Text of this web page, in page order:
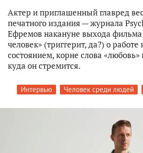
Актер и приглашенный главред
печатного издания — журнала
Ефремов накануне выхода
человек» (триггерит, да?) о
состоянием, корне слова
куда он стремится.
Интервью Человек среди людей